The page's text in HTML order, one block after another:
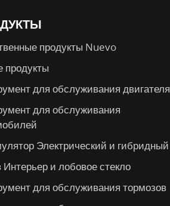
продукты Nuevo
продукты
для обслуживания двигателя
для обслуживания
Электрический и гибридный
Интерьер и лобовое стекло
для обслуживания тормозов